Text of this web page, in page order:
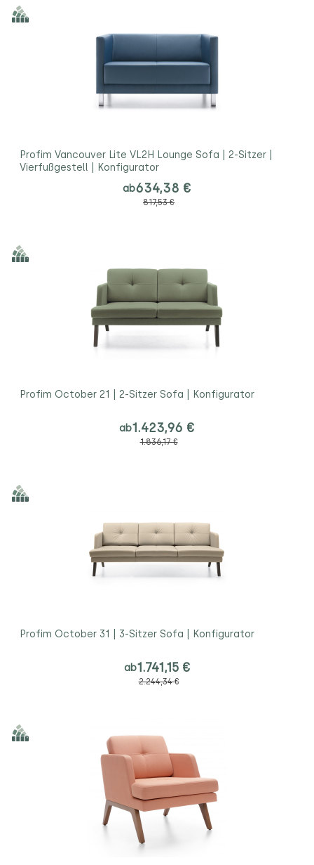
Profim Vancouver Lite VL2H Lounge Sofa | 2-Sitzer |
Vierfußgestell | Konfigurator
ab634,38 €
817,53 €
Profim October 21 | 2-Sitzer Sofa | Konfigurator
ab1.423,96 €
1.836,17 €
Profim October 31 | 3-Sitzer Sofa | Konfigurator
ab1.741,15 €
2.244,34 €